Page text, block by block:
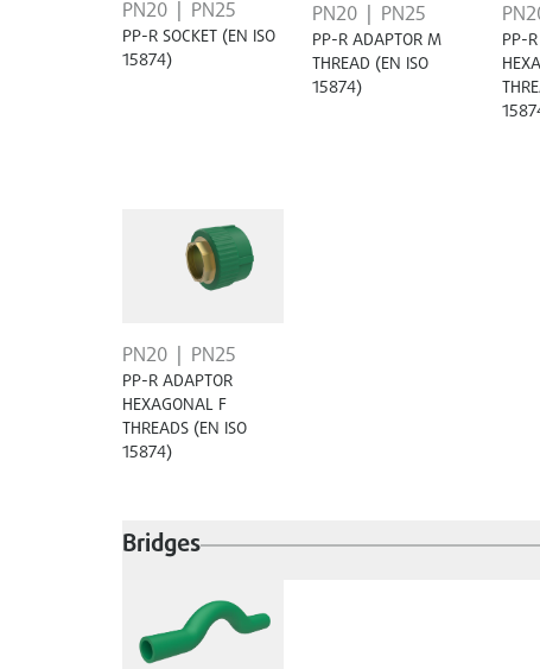
PN20 PN25
PP-R SOCKET (EN ISO
15874)
PN20 PN25
PP-R ADAPTOR M
THREAD (EN ISO
15874)
PP-
PN20 PN25
PP-R ADAPTOR
HEXAGONAL F
THREADS (EN ISO
15874)
Bridges